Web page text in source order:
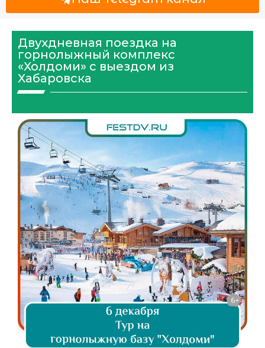
Двухдневная поездка на
горнолыжный комплекс
«Холдоми» с выездом из
Хабаровска